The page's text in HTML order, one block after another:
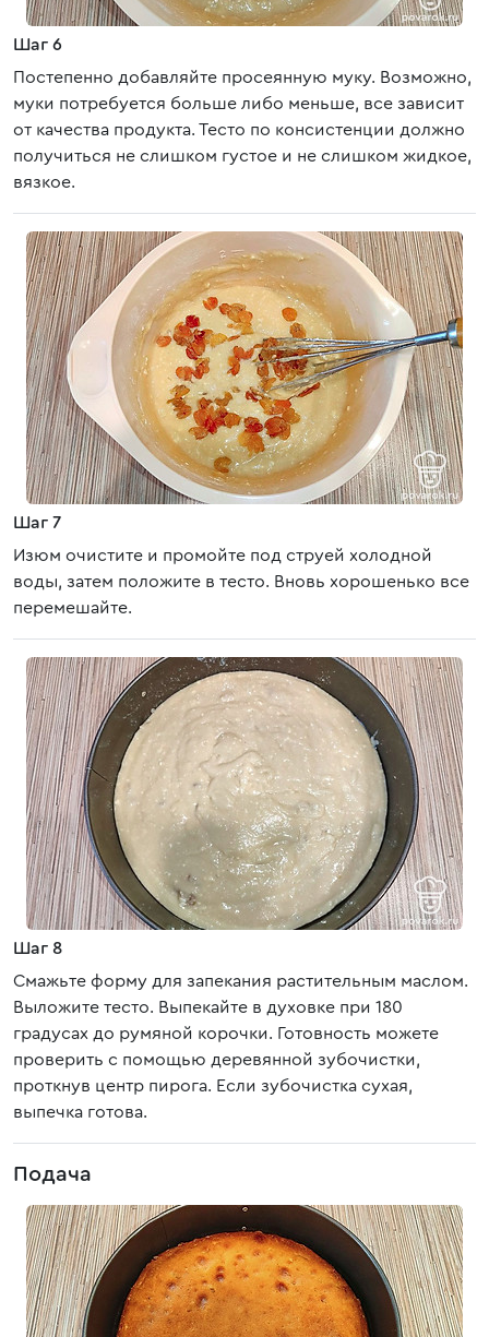
Шаг 6
Постепенно добавляйте просеянную муку. Возможно,
муки потребуется больше либо меньше, все зависит
от качества продукта. Тесто по консистенции должно
получиться не слишком густое и не слишком жидкое,
вязкое.
Шаг 7
Изюм очистите и промойте под струей холодной
воды, затем положите в тесто. Вновь хорошенько все
перемешайте.
Шаг 8
Смажьте форму для запекания растительным маслом.
Выложите тесто. Выпекайте в духовке при 180
градусах до румяной корочки. Готовность можете
проверить с помощью деревянной зубочистки,
проткнув центр пирога. Если зубочистка сухая,
выпечка готова.
Подача